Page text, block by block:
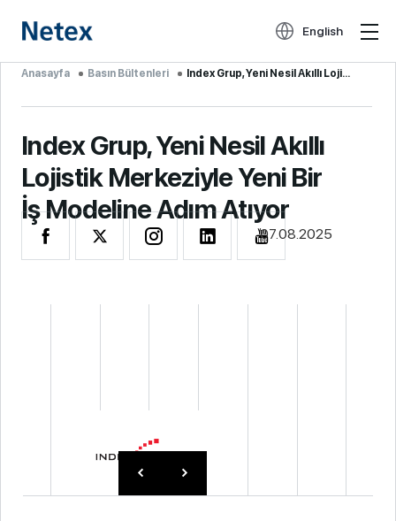
English
Anasayfa Basın Bültenleri Index Grup, Yeni Nesil Akıllı Lojistik Me...
Index Grup, Yeni Nesil Akıllı
Lojistik Merkeziyle Yeni Bir
İş Modeline Adım Atıyor
07.08.2025